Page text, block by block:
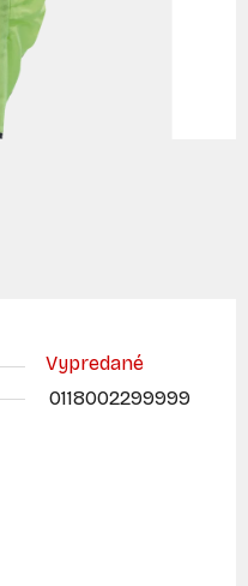
Vypredané
0118002299999